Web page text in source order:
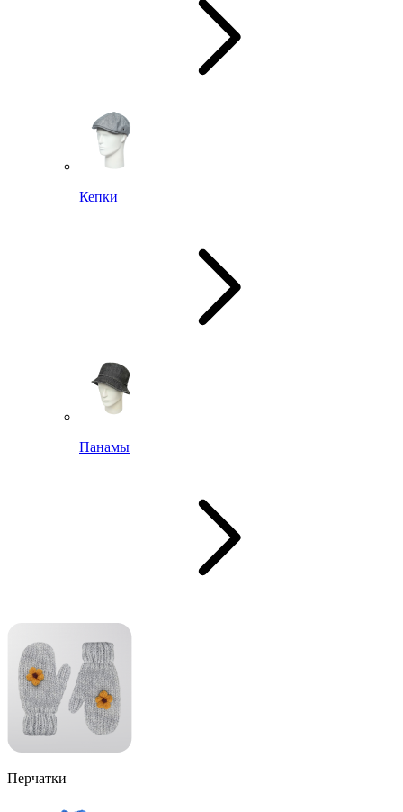
Кепки
Панамы
Перчатки